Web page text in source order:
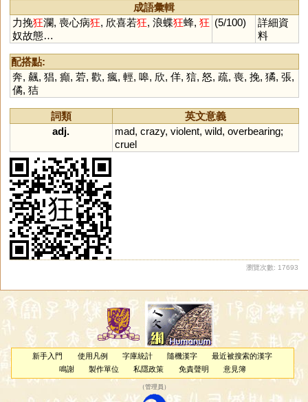
成語彙輯
力挽狂瀾, 喪心病狂, 欣喜若狂, 浪蝶狂蜂, 狂
奴故態…
(5/100)
詳細資
料
配搭點:
奔, 飆, 猖, 癲, 菪, 歡, 瘋, 輕, 嗥, 欣, 佯, 狺, 怒, 疏, 喪, 挽, 獝, 張,
僪, 狤
詞類
英文意義
adj.
mad, crazy, violent, wild, overbearing;
cruel
瀏覽次數: 17693
新手入門 使用凡例 字庫統計 隨機漢字
最近被搜索的漢字
鳴謝
製作單位 私隱政策 免責聲明 意見簿
（管理員 ）